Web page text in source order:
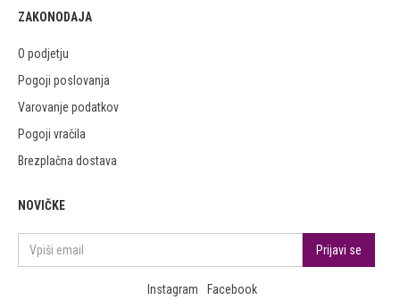
ZAKONODAJA
O podjetju
Pogoji poslovanja
Varovanje podatkov
Pogoji vračila
Brezplačna dostava
NOVIČKE
Instagram
Facebook